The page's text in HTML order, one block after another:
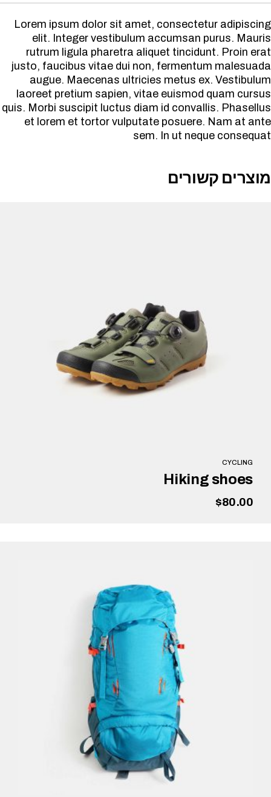
Lorem ipsum dolor sit amet, consectetur adipiscing
elit. Integer vestibulum accumsan purus. Mauris
rutrum ligula pharetra aliquet tincidunt. Proin erat
justo, faucibus vitae dui non, fermentum malesuada
augue. Maecenas ultricies metus ex. Vestibulum
laoreet pretium sapien, vitae euismod quam cursus
quis. Morbi suscipit luctus diam id convallis. Phasellus
et lorem et tortor vulputate posuere. Nam at ante
sem. In ut neque consequat
מוצרים קשורים
CYCLING
Hiking shoes
$80.00